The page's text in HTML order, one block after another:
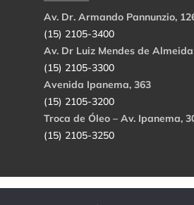
Av. Dr. Armando Pannunzio,
(15) 2105-3400
Av. Dr Luiz Mendes de
(15) 2105-3300
Avenida Ipanema, 363
(15) 2105-3200
Troca de Óleo – Av. Ipanema,
(15) 2105-3250